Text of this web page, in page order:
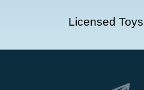
Licensed